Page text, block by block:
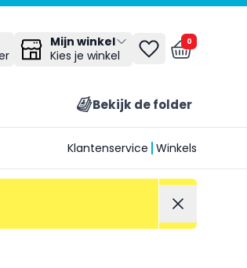
Mijn winkel
Kies je winkel
0
Bekijk de folder
Klantenservice Winkels